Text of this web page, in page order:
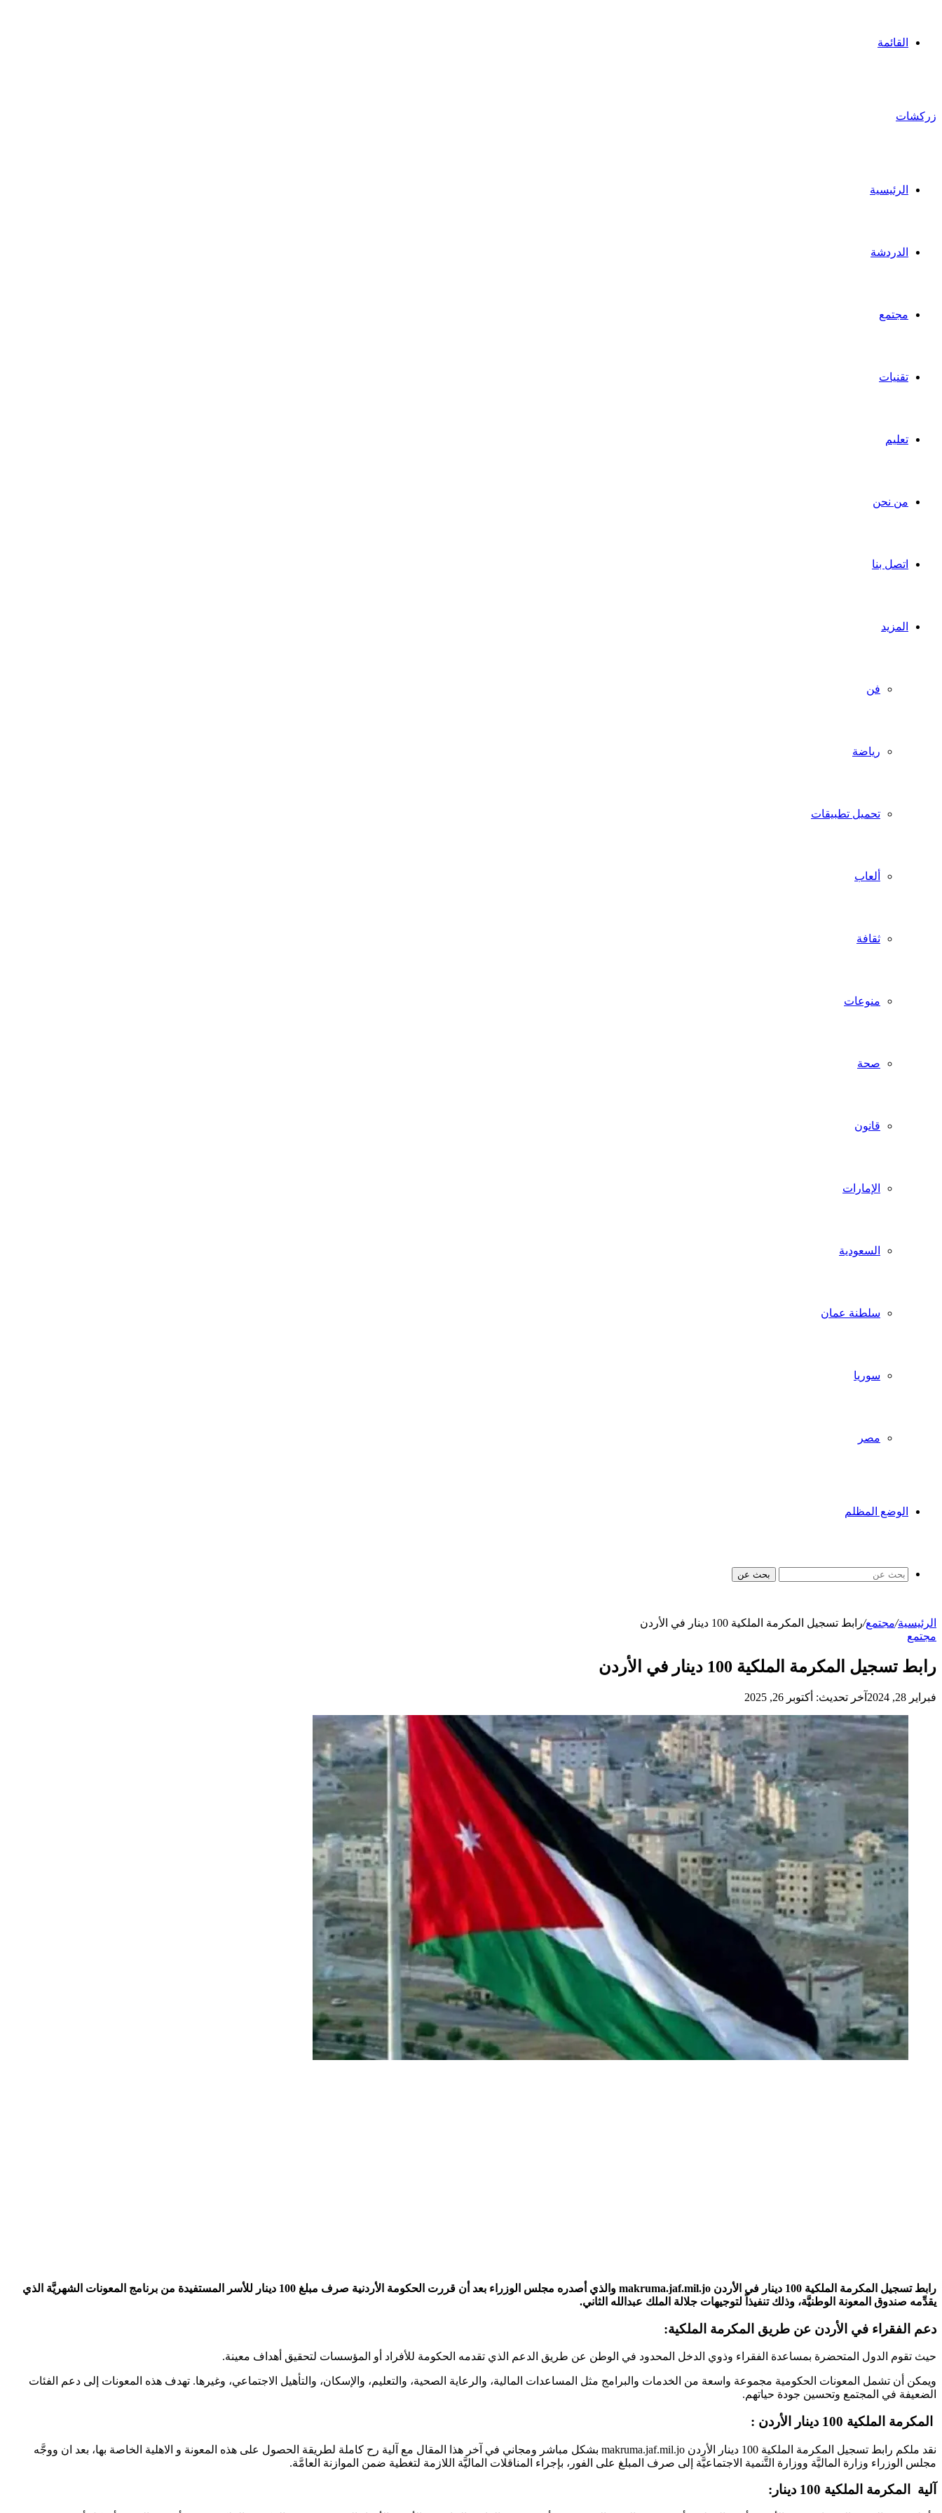
القائمة
زركشات
الرئيسية
الدردشة
مجتمع
تقنيات
تعليم
من نحن
اتصل بنا
المزيد
فن
رياضة
تحميل تطبيقات
ألعاب
ثقافة
منوعات
صحة
قانون
الإمارات
السعودية
سلطنة عمان
سوريا
مصر
الوضع المظلم
بحث عن
الرئيسية/مجتمع/رابط تسجيل المكرمة الملكية 100 دينار في الأردن
مجتمع
رابط تسجيل المكرمة الملكية 100 دينار في الأردن
فبراير 28, 2024 آخر تحديث: أكتوبر 26, 2025
رابط تسجيل المكرمة الملكية 100 دينار في الأردن makruma.jaf.mil.jo والذي أصدره مجلس الوزراء بعد أن قررت الحكومة الأردنية صرف مبلغ 100 دينار للأسر المستفيدة من برنامج المعونات الشهريَّة الذي
يقدِّمه صندوق المعونة الوطنيَّة، وذلك تنفيذاً لتوجيهات جلالة الملك عبدالله الثاني.
دعم الفقراء في الأردن عن طريق المكرمة الملكية:
حيث تقوم الدول المتحضرة بمساعدة الفقراء وذوي الدخل المحدود في الوطن عن طريق الدعم الذي تقدمه الحكومة للأفراد أو المؤسسات لتحقيق أهداف معينة.
ويمكن أن تشمل المعونات الحكومية مجموعة واسعة من الخدمات والبرامج مثل المساعدات المالية، والرعاية الصحية، والتعليم، والإسكان، والتأهيل الاجتماعي، وغيرها. تهدف هذه المعونات إلى دعم الفئات
الضعيفة في المجتمع وتحسين جودة حياتهم.
المكرمة الملكية 100 دينار الأردن :
نقد ملكم رابط تسجيل المكرمة الملكية 100 دينار الأردن makruma.jaf.mil.jo بشكل مباشر ومجاني في آخر هذا المقال مع آلية رح كاملة لطريقة الحصول على هذه المعونة و الاهلية الخاصة بها، بعد ان ووجَّه
مجلس الوزراء وزارة الماليَّة ووزارة التَّنمية الاجتماعيَّة إلى صرف المبلغ على الفور، بإجراء المناقلات الماليَّة اللازمة لتغطية ضمن الموازنة العامَّة.
آلية المكرمة الملكية 100 دينار: